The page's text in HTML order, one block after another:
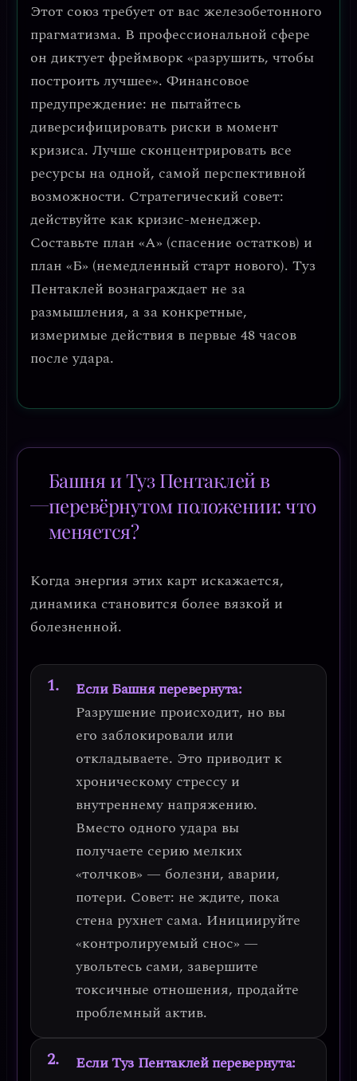
Этот союз требует от вас железобетонного
прагматизма. В профессиональной сфере
он диктует фреймворк «разрушить, чтобы
построить лучшее». Финансовое
предупреждение: не пытайтесь
диверсифицировать риски в момент
кризиса. Лучше сконцентрировать все
ресурсы на одной, самой перспективной
возможности. Стратегический совет:
действуйте как кризис-менеджер.
Составьте план «А» (спасение остатков) и
план «Б» (немедленный старт нового). Туз
Пентаклей вознаграждает не за
размышления, а за конкретные,
измеримые действия в первые 48 часов
после удара.
Башня и Туз Пентаклей в
перевёрнутом положении: что
меняется?
Когда энергия этих карт искажается,
динамика становится более вязкой и
болезненной.
Если Башня перевернута:
Разрушение происходит, но вы
его заблокировали или
откладываете. Это приводит к
хроническому стрессу и
внутреннему напряжению.
Вместо одного удара вы
получаете серию мелких
«толчков» — болезни, аварии,
потери. Совет: не ждите, пока
стена рухнет сама. Инициируйте
«контролируемый снос» —
увольтесь сами, завершите
токсичные отношения, продайте
проблемный актив.
Если Туз Пентаклей перевернута: